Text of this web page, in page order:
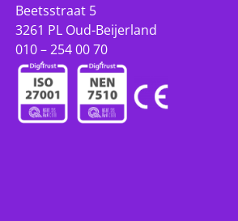
Beetsstraat 5
3261 PL Oud-Beijerland
010 – 254 00 70